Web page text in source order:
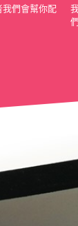
我們會幫你配